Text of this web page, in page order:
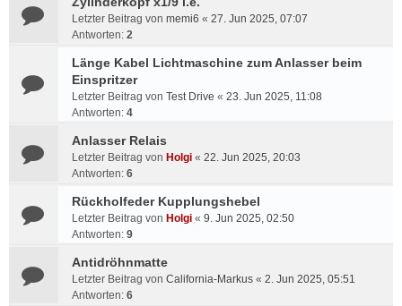
Letzter Beitrag von memi6 « 27. Jun 2025, 07:07
Antworten: 2
Länge Kabel Lichtmaschine zum Anlasser beim
Einspritzer
Letzter Beitrag von Test Drive « 23. Jun 2025, 11:08
Antworten: 4
Anlasser Relais
Letzter Beitrag von Holgi « 22. Jun 2025, 20:03
Antworten: 6
Rückholfeder Kupplungshebel
Letzter Beitrag von Holgi « 9. Jun 2025, 02:50
Antworten: 9
Antidröhnmatte
Letzter Beitrag von California-Markus « 2. Jun 2025, 05:51
Antworten: 6